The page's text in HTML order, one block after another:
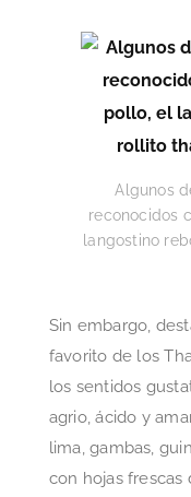
Algunos
reconocidos
langostino
Sin embargo,
favorito de los
los sentidos
agrio, ácido y
lima, gambas,
con hojas